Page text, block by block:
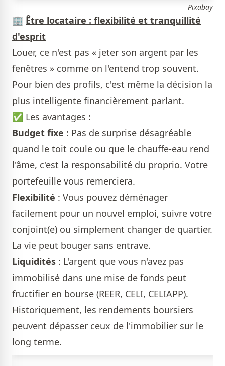
Pixabay
🏢 Être locataire : flexibilité et tranquillité
d'esprit
Louer, ce n'est pas « jeter son argent par les
fenêtres » comme on l'entend trop souvent.
Pour bien des profils, c'est même la décision la
plus intelligente financièrement parlant.
✅ Les avantages :
Budget fixe : Pas de surprise désagréable
quand le toit coule ou que le chauffe-eau rend
l'âme, c'est la responsabilité du proprio. Votre
portefeuille vous remerciera.
Flexibilité : Vous pouvez déménager
facilement pour un nouvel emploi, suivre votre
conjoint(e) ou simplement changer de quartier.
La vie peut bouger sans entrave.
Liquidités : L'argent que vous n'avez pas
immobilisé dans une mise de fonds peut
fructifier en bourse (REER, CELI, CELIAPP).
Historiquement, les rendements boursiers
peuvent dépasser ceux de l'immobilier sur le
long terme.